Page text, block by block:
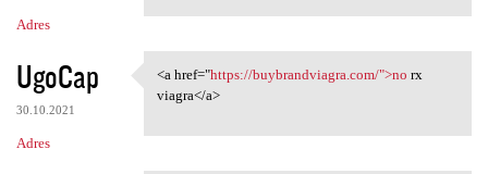
Adres
UgoCap
30.10.2021
Adres
<a href="https:/
<a href="https://buybrandviagra.com/">no rx
viagra</a>